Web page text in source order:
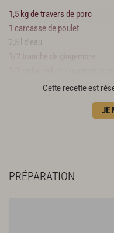
1,5 kg de travers de porc
1 carcasse de poulet
2,5 l d'eau
1/2 tranche de gingembre
1/2 radis daikon coupé en
1 oignon jaune
1 c. à s. de poivre du Sichuan
Cette recette est
JE
PRÉPARATION